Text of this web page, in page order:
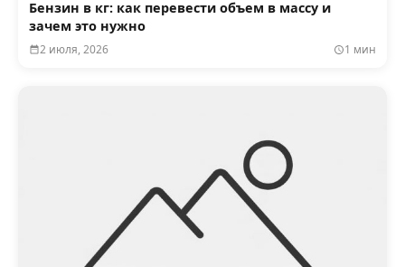
Бензин в кг: как перевести объем в массу и
зачем это нужно
2 июля, 2026 1 мин